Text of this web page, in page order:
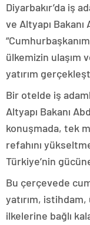
Diyarbakır’da iş
ve Altyapı
ülkemizin ulaşım
yatırım
Bir otelde iş
Altyapı Bakanı
konuşmada, tek
refahını
Türkiye’nin
Bu çerçevede
yatırım,
ilkelerine bağlı